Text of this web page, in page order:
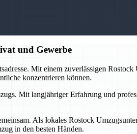
und Gewerbe
Mit einem zuverlässigen
konzentrieren können.
Mit langjähriger Erfahrung und
Als lokales Rostock
in den besten Händen.